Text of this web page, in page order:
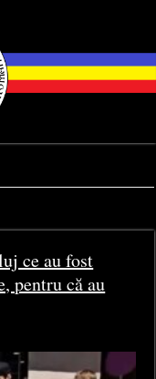
ce au fost
pentru că au